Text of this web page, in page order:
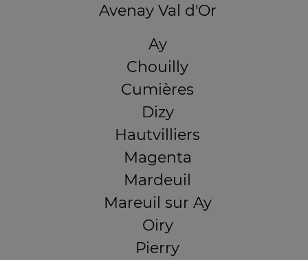
Avenay Val d'Or
Ay
Chouilly
Cumières
Dizy
Hautvilliers
Magenta
Mardeuil
Mareuil sur Ay
Oiry
Pierry